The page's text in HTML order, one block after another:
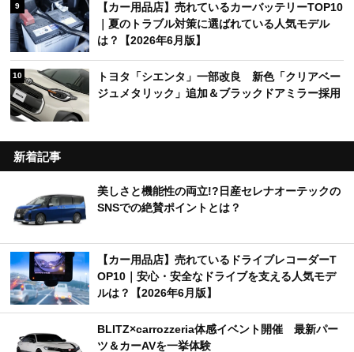
9
【カー用品店】売れているカーバッテリーTOP10
｜夏のトラブル対策に選ばれている人気モデル
は？【2026年6月版】
10
トヨタ「シエンタ」一部改良 新色「クリアベー
ジュメタリック」追加＆ブラックドアミラー採用
新着記事
美しさと機能性の両立!?日産セレナオーテックの
SNSでの絶賛ポイントとは？
【カー用品店】売れているドライブレコーダーT
OP10｜安心・安全なドライブを支える人気モデ
ルは？【2026年6月版】
BLITZ×carrozzeria体感イベント開催 最新パー
ツ＆カーAVを一挙体験